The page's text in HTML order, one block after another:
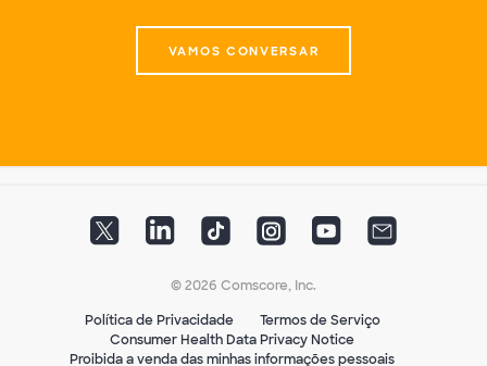
VAMOS CONVERSAR
© 2026 Comscore, Inc.
Política de Privacidade
Termos de Serviço
Consumer Health Data Privacy Notice
Proibida a venda das minhas informações pessoais